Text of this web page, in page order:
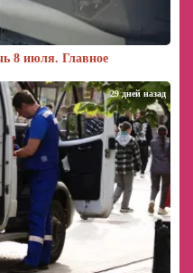
8 июля. Главное
29 дней назад